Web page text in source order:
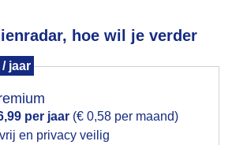
hoe wil je verder
/ jaar
per jaar (€ 0,58 per maand)
en privacy veilig
locatie gebruiken voor het